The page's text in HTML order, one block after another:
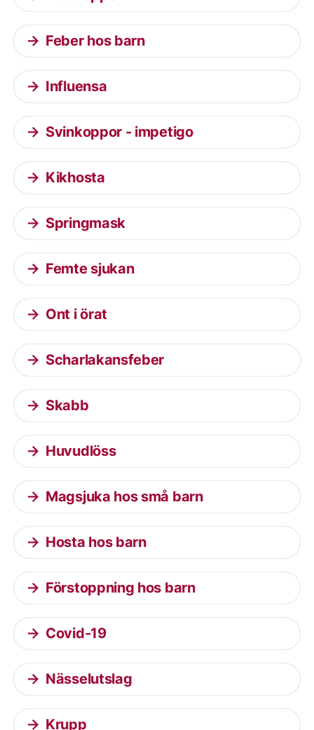
Feber hos barn
Influensa
Svinkoppor - impetigo
Kikhosta
Springmask
Femte sjukan
Ont i örat
Scharlakansfeber
Skabb
Huvudlöss
Magsjuka hos små barn
Hosta hos barn
Förstoppning hos barn
Covid-19
Nässelutslag
Krupp